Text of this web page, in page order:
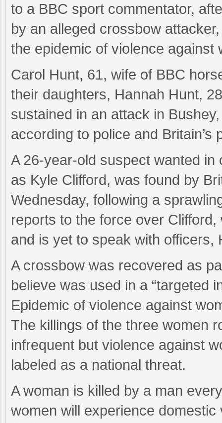
to a BBC sport commentator,
by an alleged crossbow
the epidemic of violence against
Carol Hunt, 61, wife of BBC
their daughters, Hannah Hunt,
sustained in an attack in
according to police and Britain’s
A 26-year-old suspect wanted
as Kyle Clifford, was found by
Wednesday, following a
reports to the force over
and is yet to speak with officers,
A crossbow was recovered as
believe was used in a “targeted
Epidemic of violence against
The killings of the three women
infrequent but violence against
labeled as a national threat.
A woman is killed by a man
women will experience